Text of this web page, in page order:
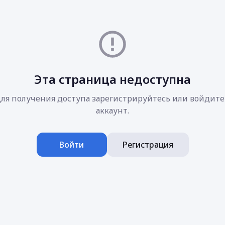
Эта страница недоступна
получения доступа зарегистрируйтесь или
аккаунт.
Войти Регистрация